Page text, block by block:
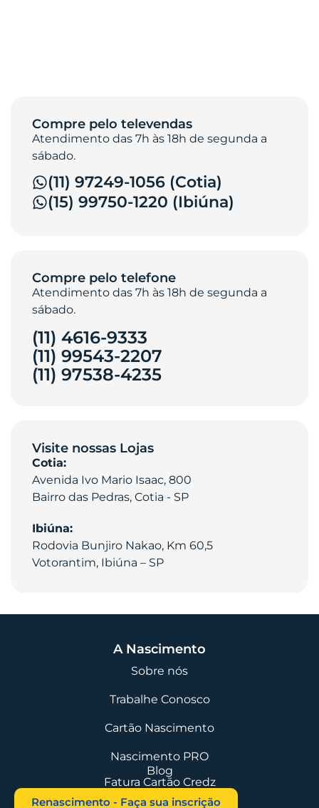
Compre pelo televendas
Atendimento das 7h às 18h de segunda a
sábado.
(11) 97249-1056 (Cotia)
(15) 99750-1220 (Ibiúna)
Compre pelo telefone
Atendimento das 7h às 18h de segunda a
sábado.
(11) 4616-9333
(11) 99543-2207
(11) 97538-4235‎
Visite nossas Lojas
Cotia:
Avenida Ivo Mario Isaac, 800
Bairro das Pedras, Cotia - SP
Ibiúna:
Rodovia Bunjiro Nakao, Km 60,5
Votorantim, Ibiúna – SP
A Nascimento
Sobre nós
Trabalhe Conosco
Cartão Nascimento
Nascimento PRO
Blog
Fatura Cartão Credz
Renascimento - Faça sua inscrição